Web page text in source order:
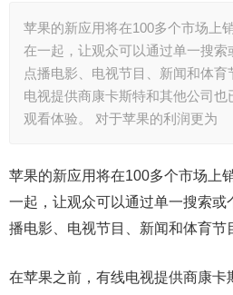
苹果的新应用将在100多个市场上
在一起，让观众可以通过单一搜索
点播电影、电视节目、新闻和体
电视提供商康卡斯特和其他公司
观看体验。 对于苹果的利润更为
苹果的新应用将在100多个市场上
一起，让观众可以通过单一搜索或
播电影、电视节目、新闻和体育节
在苹果之前，有线电视提供商康卡